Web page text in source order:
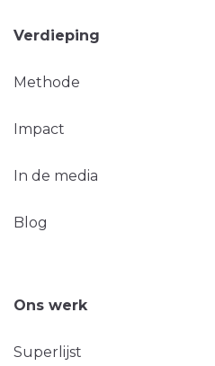
Verdieping
Methode
Impact
In de media
Blog
Ons werk
Superlijst